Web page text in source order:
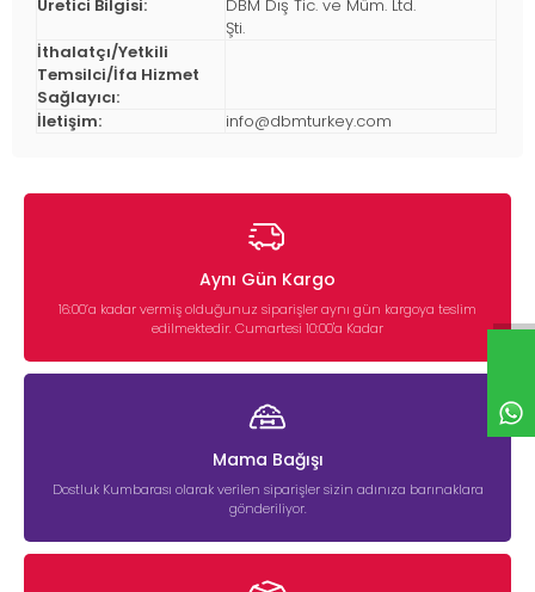
Üretici Bilgisi:
DBM Dış Tic. ve Müm. Ltd.
Şti.
İthalatçı/Yetkili
Temsilci/İfa Hizmet
Sağlayıcı:
İletişim:
info@dbmturkey.com
Aynı Gün Kargo
16:00’a kadar vermiş olduğunuz siparişler aynı gün kargoya teslim
edilmektedir. Cumartesi 10:00'a Kadar
Mama Bağışı
Dostluk Kumbarası olarak verilen siparişler sizin adınıza barınaklara
gönderiliyor.